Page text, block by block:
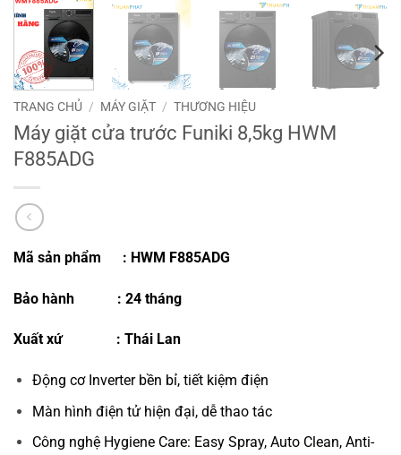
TRANG CHỦ / MÁY GIẶT / THƯƠNG HIỆU
Máy giặt cửa trước Funiki 8,5kg HWM
F885ADG
Mã sản phẩm : HWM F885ADG
Bảo hành : 24 tháng
Xuất xứ : Thái Lan
Động cơ Inverter bền bỉ, tiết kiệm điện
Màn hình điện tử hiện đại, dễ thao tác
Công nghệ Hygiene Care: Easy Spray, Auto Clean, Anti-